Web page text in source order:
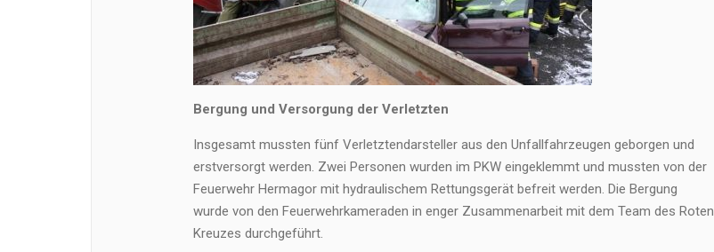
Bergung und Versorgung der Verletzten
Insgesamt mussten fünf Verletztendarsteller aus den Unfallfahrzeugen geborgen und
erstversorgt werden. Zwei Personen wurden im PKW eingeklemmt und mussten von der
Feuerwehr Hermagor mit hydraulischem Rettungsgerät befreit werden. Die Bergung
wurde von den Feuerwehrkameraden in enger Zusammenarbeit mit dem Team des Roten
Kreuzes durchgeführt.